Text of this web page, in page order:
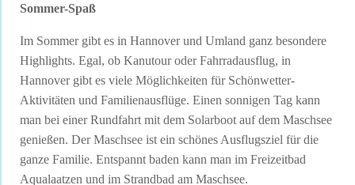
Sommer-Spaß
Im Sommer gibt es in Hannover und Umland ganz besondere
Highlights. Egal, ob Kanutour oder Fahrradausflug, in
Hannover gibt es viele Möglichkeiten für Schönwetter-
Aktivitäten und Familienausflüge. Einen sonnigen Tag kann
man bei einer Rundfahrt mit dem Solarboot auf dem Maschsee
genießen. Der Maschsee ist ein schönes Ausflugsziel für die
ganze Familie. Entspannt baden kann man im Freizeitbad
Aqualaatzen und im Strandbad am Maschsee.